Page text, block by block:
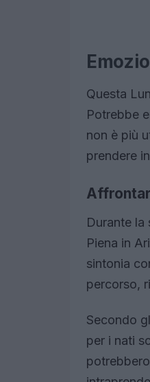
Questa
Potrebbe
non è più
prendere
Durante la
Piena in
sintonia
percorso,
Secondo
per i nati